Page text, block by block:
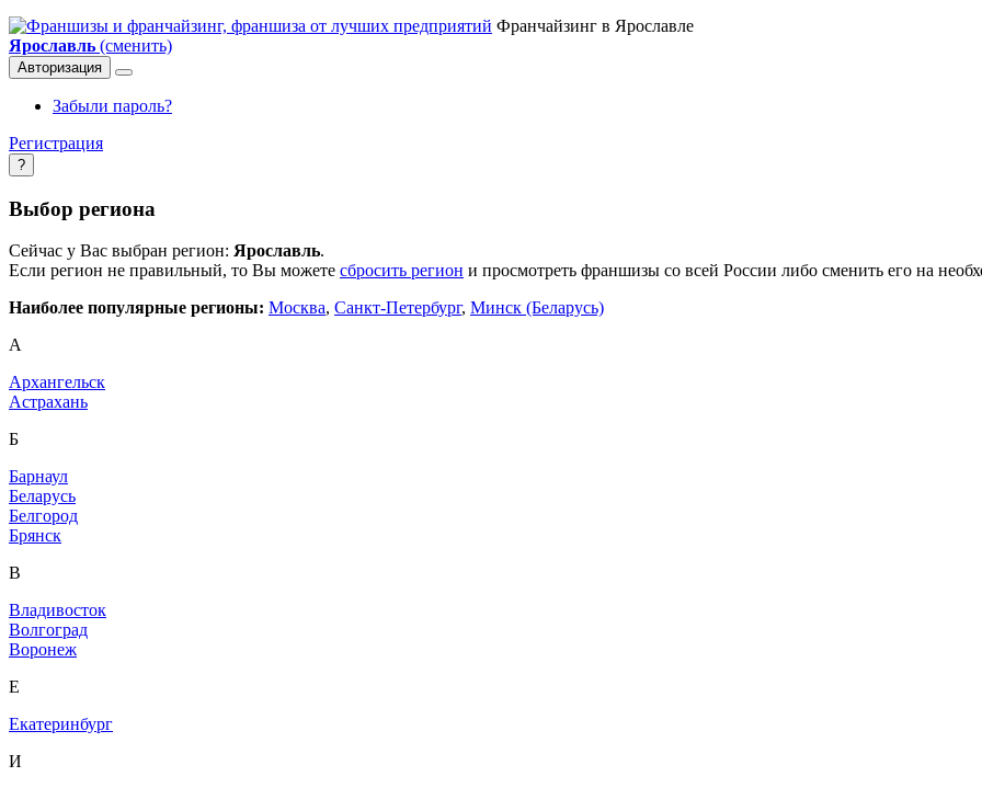
Франчайзинг в Ярославле
Ярославль (сменить)
Авторизация
Забыли пароль?
Регистрация
?
Выбор региона
Сейчас у Вас выбран регион: Ярославль.
Если регион не правильный, то Вы можете сбросить регион и просмотреть франшизы со всей России либо сменить его на
Наиболее популярные регионы: Москва, Санкт-Петербург, Минск (Беларусь)
А
Архангельск
Астрахань
Б
Барнаул
Беларусь
Белгород
Брянск
В
Владивосток
Волгоград
Воронеж
Е
Екатеринбург
И